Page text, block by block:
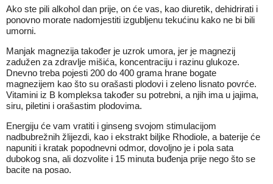
Ako ste pili alkohol dan prije, on će vas, kao diuretik, dehidrirati i
ponovno morate nadomjestiti izgubljenu tekućinu kako ne bi bili
umorni.
Manjak magnezija također je uzrok umora, jer je magnezij
zadužen za zdravlje mišića, koncentraciju i razinu glukoze.
Dnevno treba pojesti 200 do 400 grama hrane bogate
magnezijem kao što su orašasti plodovi i zeleno lisnato povrće.
Vitamini iz B kompleksa također su potrebni, a njih ima u jajima,
siru, piletini i orašastim plodovima.
Energiju će vam vratiti i ginseng svojom stimulacijom
nadbubrežnih žlijezdi, kao i ekstrakt biljke Rhodiole, a baterije će
napuniti i kratak popodnevni odmor, dovoljno je i pola sata
dubokog sna, ali dozvolite i 15 minuta buđenja prije nego što se
bacite na posao.